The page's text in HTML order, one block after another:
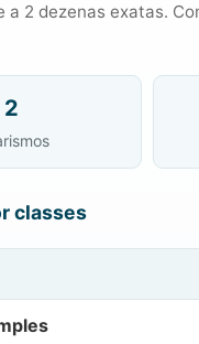
a 2 dezenas exatas.
2
classes